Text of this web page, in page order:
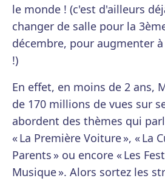
le monde ! (c'est d'ailleurs
changer de salle pour la
décembre, pour augmenter
!)
En effet, en moins de 2 ans,
de 170 millions de vues sur
abordent des thèmes qui
« La Première Voiture », « La
Parents » ou encore « Les
Musique ». Alors sortez les